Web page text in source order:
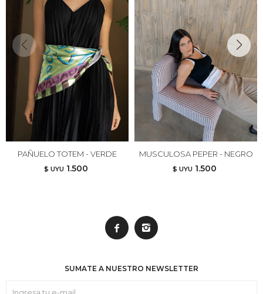
PAÑUELO TOTEM - VERDE
$ UYU 1.500
MUSCULOSA PEPER - NEGRO
$ UYU 1.500
 
SUMATE A NUESTRO NEWSLETTER